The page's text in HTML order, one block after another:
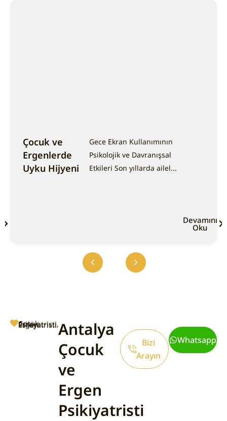
Çocuk ve
Ergenlerde
Uyku Hijyeni
Gece Ekran Kullanımının
Psikolojik ve Davranışsal
Etkileri Son yıllarda ailel...
Devamını
Oku
Çocuk Psikiyatristi, Ergen Psikiyatristi Antalya
Çocuk
ve
Ergen
Psikiyatristi
Bizi
Arayın
Whatsapp